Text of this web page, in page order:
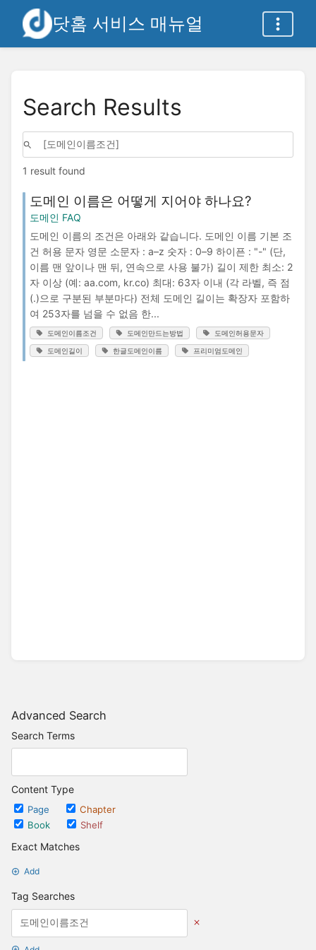
닷홈 서비스 매뉴얼
Advanced Search
Search Terms
Content Type
Page
Chapter
Book
Shelf
Exact Matches
Add
Tag Searches
Search Results
1 result found
도메인 이름은 어떻게 지어야 하나요?
도메인 FAQ
도메인 이름의 조건은 아래와 같습니다. 도메인 이름 기본 조
건 허용 문자 영문 소문자 : a–z 숫자 : 0–9 하이픈 : "-" (단,
이름 맨 앞이나 맨 뒤, 연속으로 사용 불가) 길이 제한 최소: 2
자 이상 (예: aa.com, kr.co) 최대: 63자 이내 (각 라벨, 즉 점
(.)으로 구분된 부분마다) 전체 도메인 길이는 확장자 포함하
여 253자를 넘을 수 없음 한...
도메인이름조건 도메인만드는방법 도메인허용문자
도메인길이 한글도메인이름 프리미엄도메인